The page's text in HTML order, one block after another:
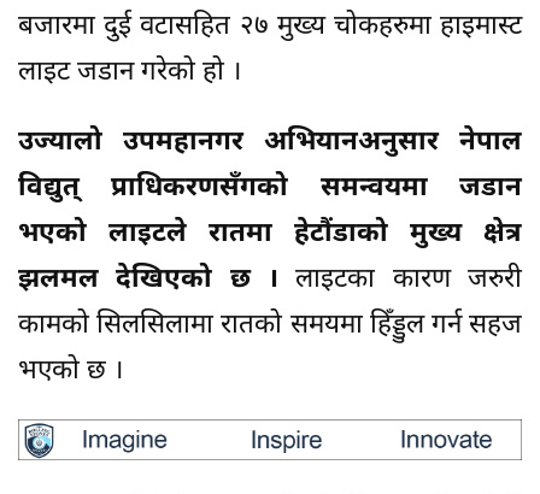
बजारमा दुई वटासहित २७ मुख्य चोकहरुमा हाइमास्ट
लाइट जडान गरेको हो ।
उज्यालो उपमहानगर अभियानअनुसार नेपाल
विद्युत् प्राधिकरणसँगको समन्वयमा जडान
भएको लाइटले रातमा हेटौंडाको मुख्य क्षेत्र
झलमल देखिएको छ ।लाइटका कारण जरुरी
कामको सिलसिलामा रातको समयमा हिँड्डुल गर्न सहज
भएको छ ।